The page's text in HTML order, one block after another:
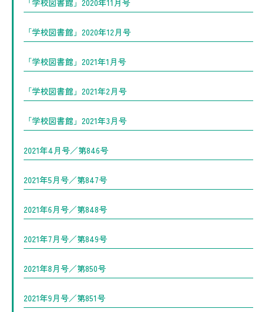
「学校図書館」2020年11月号
「学校図書館」2020年12月号
「学校図書館」2021年1月号
「学校図書館」2021年2月号
「学校図書館」2021年3月号
2021年4月号／第846号
2021年5月号／第847号
2021年6月号／第848号
2021年7月号／第849号
2021年8月号／第850号
2021年9月号／第851号